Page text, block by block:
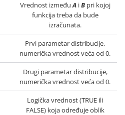
Vrednost izmeđuAiBpri kojoj
funkcija treba da bude
izračunata.
Prvi parametar distribucije,
numerička vrednost veća od 0.
Drugi parametar distribucije,
numerička vrednost veća od 0.
Logička vrednost (TRUE ili
FALSE) koja određuje oblik